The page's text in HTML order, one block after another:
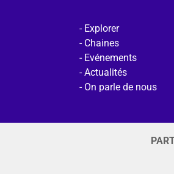
Explorer
Chaines
Evénements
Actualités
On parle de nous